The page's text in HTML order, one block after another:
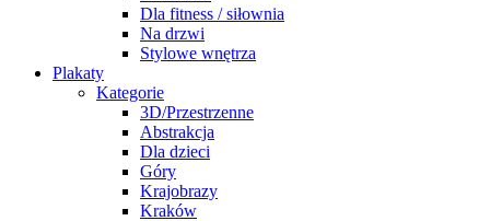
Dla fitness / siłownia
Na drzwi
Stylowe wnętrza
Plakaty
Kategorie
3D/Przestrzenne
Abstrakcja
Dla dzieci
Góry
Krajobrazy
Kraków